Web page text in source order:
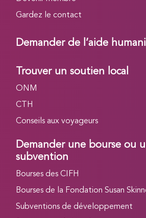
Gardez le contact
Demander de l’aide
Trouver un soutien local
ONM
CTH
Conseils aux voyageurs
Demander une bourse ou
subvention
Bourses des CIFH
Bourses de la Fondation Susan
Subventions de développement